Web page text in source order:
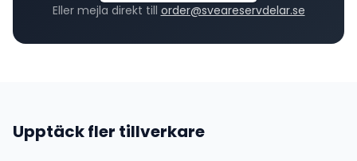
Eller mejla direkt till order@sveareservdelar.se
Upptäck fler tillverkare